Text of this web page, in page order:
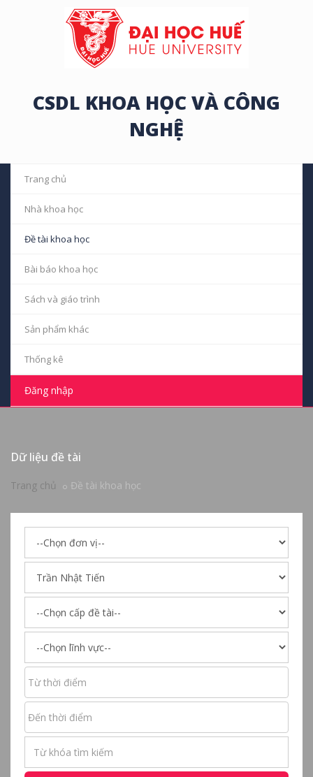
CSDL KHOA HỌC VÀ CÔNG
NGHỆ
Trang chủ
Nhà khoa học
Đề tài khoa học
Bài báo khoa học
Sách và giáo trình
Sản phẩm khác
Thống kê
Đăng nhập
Dữ liệu đề tài
Trang chủ Đề tài khoa học